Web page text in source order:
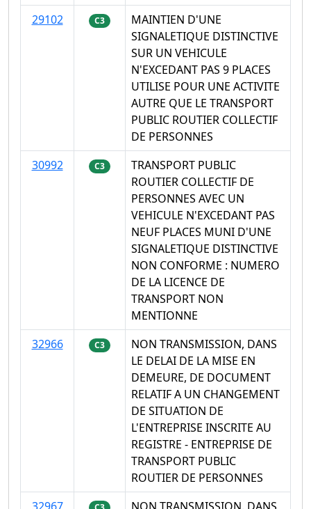
29102
C3
MAINTIEN D'UNE
SIGNALETIQUE DISTINCTIVE
SUR UN VEHICULE
N'EXCEDANT PAS 9 PLACES
UTILISE POUR UNE ACTIVITE
AUTRE QUE LE TRANSPORT
PUBLIC ROUTIER COLLECTIF
DE PERSONNES
30992
C3
TRANSPORT PUBLIC
ROUTIER COLLECTIF DE
PERSONNES AVEC UN
VEHICULE N'EXCEDANT PAS
NEUF PLACES MUNI D'UNE
SIGNALETIQUE DISTINCTIVE
NON CONFORME : NUMERO
DE LA LICENCE DE
TRANSPORT NON
MENTIONNE
32966
C3
NON TRANSMISSION, DANS
LE DELAI DE LA MISE EN
DEMEURE, DE DOCUMENT
RELATIF A UN CHANGEMENT
DE SITUATION DE
L'ENTREPRISE INSCRITE AU
REGISTRE - ENTREPRISE DE
TRANSPORT PUBLIC
ROUTIER DE PERSONNES